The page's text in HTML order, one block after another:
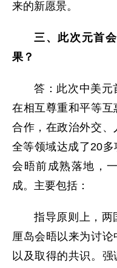
来的新愿景。
三、此次元首
果？
答：此次中美元
在相互尊重和平等
合作，在政治外交
全等领域达成了20
会晤前成熟落地，
成。主要包括：
指导原则上，两
厘岛会晤以来为讨
以及取得的共识。